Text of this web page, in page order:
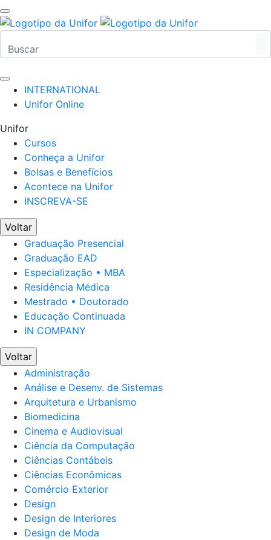
INTERNATIONAL
Unifor Online
Unifor
Cursos
Conheça a Unifor
Bolsas e Benefícios
Acontece na Unifor
INSCREVA-SE
Voltar
Graduação Presencial
Graduação EAD
Especialização • MBA
Residência Médica
Mestrado • Doutorado
Educação Continuada
IN COMPANY
Voltar
Administração
Análise e Desenv. de Sistemas
Arquitetura e Urbanismo
Biomedicina
Cinema e Audiovisual
Ciência da Computação
Ciências Contábeis
Ciências Econômicas
Comércio Exterior
Design
Design de Interiores
Design de Moda